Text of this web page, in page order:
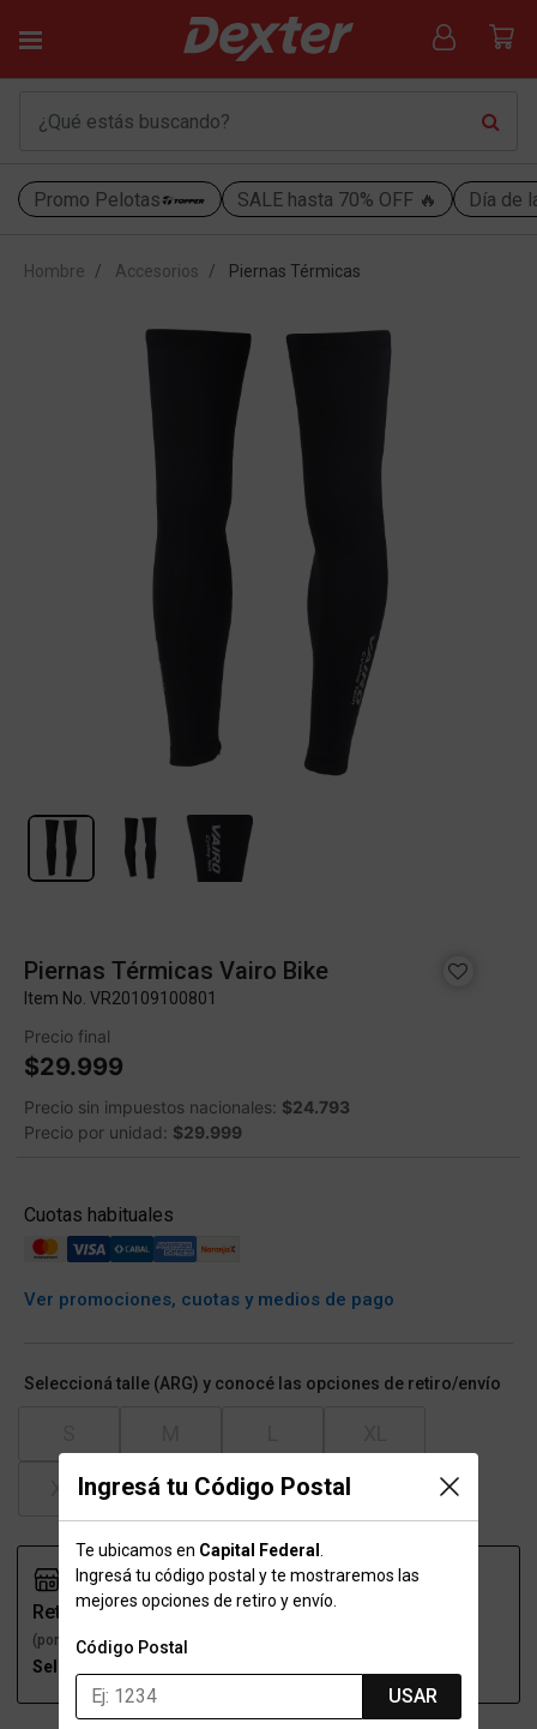
Promo Pelotas SALE hasta 70% OFF 🔥 Día de
Ingresá tu Código Postal
Te ubicamos en Capital Federal
Ingresá tu código postal y te mostraremos las
mejores opciones de retiro y envío.
Código Postal
USAR
Hombre Accesorios Piernas Térmicas
Piernas Térmicas Vairo Bike
Item No. VR20109100801
Precio final
$29.999
Precio sin impuestos nacionales: $24.793
Precio por unidad: $29.999
Cuotas habituales
Ver promociones, cuotas y medios de pago
Seleccioná talle (ARG) y conocé las opciones de retiro/envío
XXL
Retiro
(por una sucursal)
Seleccioná talle
Envío